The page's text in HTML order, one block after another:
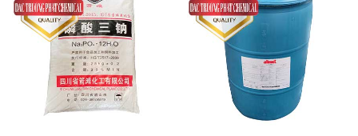
Na3PO4 – Trisodium
Phosphate Trung Quốc China
Methionine Nước – Dạng
Lỏng Novus Alimet Mỹ USA